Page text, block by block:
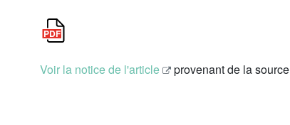
Voir la notice de l'article provenant de la source